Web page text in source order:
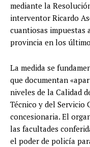
mediante la
interventor Ricardo
cuantiosas impuestas
provincia en los
La medida se
que documentan
niveles de la Calidad
Técnico y del Servicio
concesionaria. El
las facultades
el poder de policía